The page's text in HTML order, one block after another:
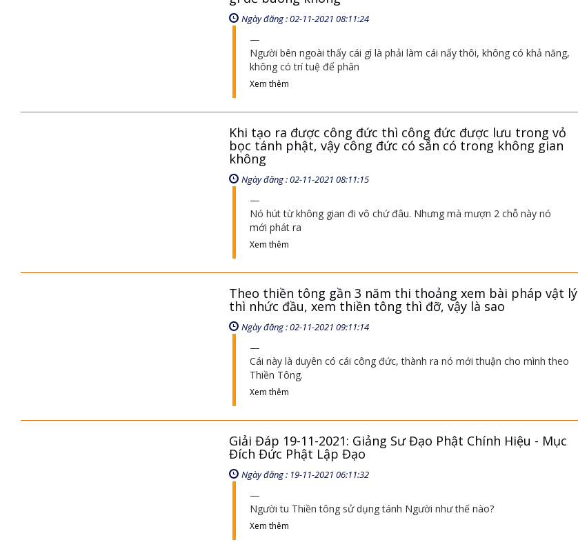
Ngày đăng : 02-11-2021 08:11:24
Người bên ngoài thấy cái gì là phải làm cái nấy thôi, không có khả năng,
không có trí tuệ để phân
Xem thêm
Khi tạo ra được công đức thì công đức được lưu trong vỏ
bọc tánh phật, vậy công đức có sẵn có trong không gian
không
Ngày đăng : 02-11-2021 08:11:15
Nó hút từ không gian đi vô chứ đâu. Nhưng mà mượn 2 chỗ này nó
mới phát ra
Xem thêm
Theo thiền tông gần 3 năm thi thoảng xem bài pháp vật lý
thì nhức đầu, xem thiền tông thì đỡ, vậy là sao
Ngày đăng : 02-11-2021 09:11:14
Cái này là duyên có cái công đức, thành ra nó mới thuận cho mình theo
Thiền Tông.
Xem thêm
Giải Đáp 19-11-2021: Giảng Sư Đạo Phật Chính Hiệu - Mục
Đích Đức Phật Lập Đạo
Ngày đăng : 19-11-2021 06:11:32
Người tu Thiền tông sử dụng tánh Người như thế nào?
Xem thêm